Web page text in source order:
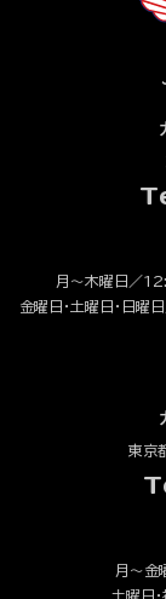
月～木曜日／
金曜日・土曜日・日
東京
月～金
土曜日